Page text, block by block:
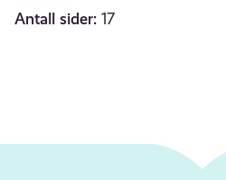
Antall sider: 17